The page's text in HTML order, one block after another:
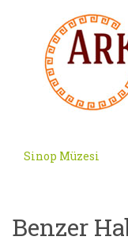
Sinop Müzesi
Benzer